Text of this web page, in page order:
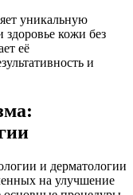
уникальную
здоровье кожи без
её
и
и дерматологии
на улучшение